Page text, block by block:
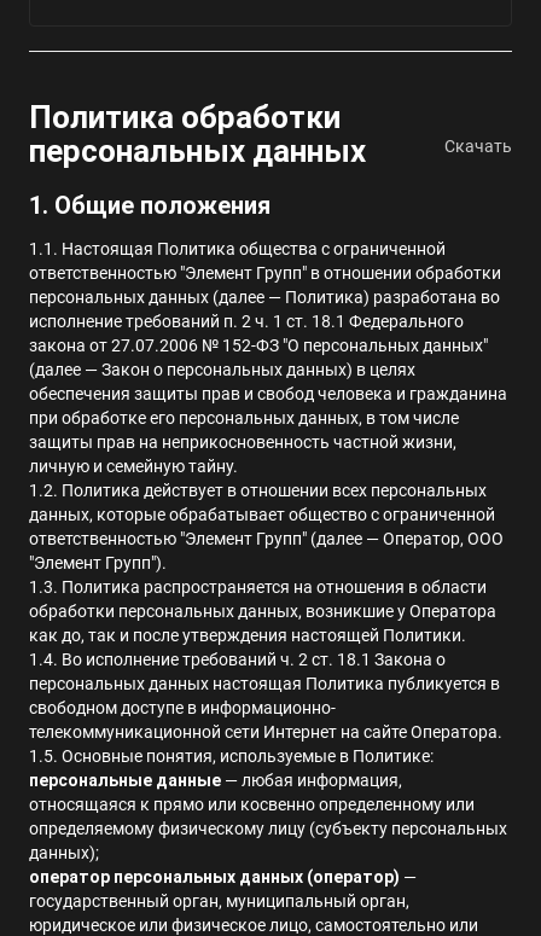
Политика обработки
персональных данных
Скачать
1. Общие положения
1.1. Настоящая Политика общества с ограниченной
ответственностью "Элемент Групп" в отношении обработки
персональных данных (далее — Политика) разработана во
исполнение требований п. 2 ч. 1 ст. 18.1 Федерального
закона от 27.07.2006 № 152-ФЗ "О персональных данных"
(далее — Закон о персональных данных) в целях
обеспечения защиты прав и свобод человека и гражданина
при обработке его персональных данных, в том числе
защиты прав на неприкосновенность частной жизни,
личную и семейную тайну.
1.2. Политика действует в отношении всех персональных
данных, которые обрабатывает общество с ограниченной
ответственностью "Элемент Групп" (далее — Оператор, ООО
"Элемент Групп").
1.3. Политика распространяется на отношения в области
обработки персональных данных, возникшие у Оператора
как до, так и после утверждения настоящей Политики.
1.4. Во исполнение требований ч. 2 ст. 18.1 Закона о
персональных данных настоящая Политика публикуется в
свободном доступе в информационно-
телекоммуникационной сети Интернет на сайте Оператора.
1.5. Основные понятия, используемые в Политике:
персональные данные — любая информация,
относящаяся к прямо или косвенно определенному или
определяемому физическому лицу (субъекту персональных
данных);
оператор персональных данных (оператор) —
государственный орган, муниципальный орган,
юридическое или физическое лицо, самостоятельно или